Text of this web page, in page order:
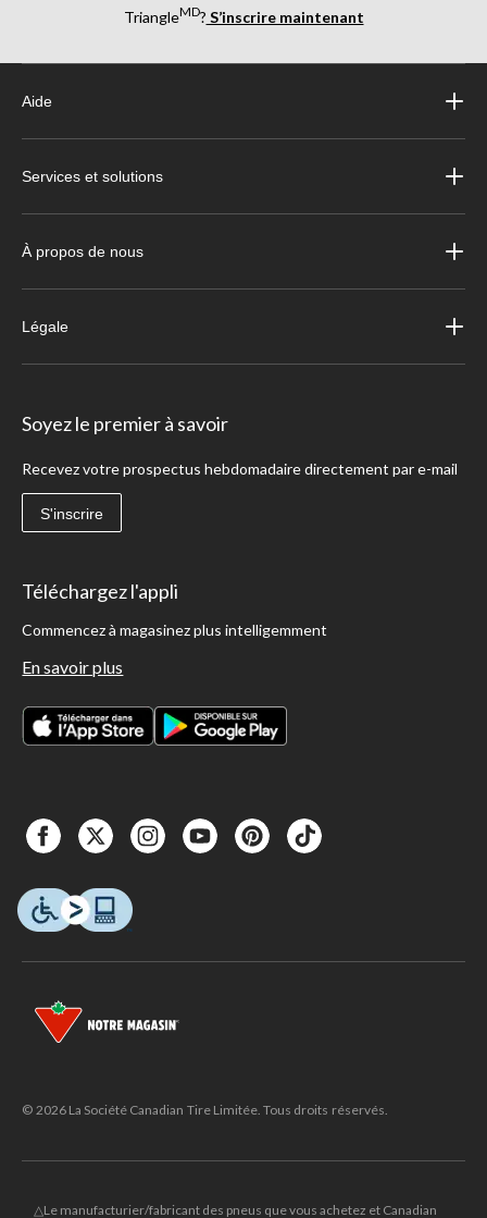
TriangleMD? S’inscrire maintenant
Aide
Services et solutions
À propos de nous
Légale
Soyez le premier à savoir
Recevez votre prospectus hebdomadaire directement par e-mail
S'inscrire
Téléchargez l'appli
Commencez à magasinez plus intelligemment
En savoir plus
© 2026 La Société Canadian Tire Limitée. Tous droits réservés.
△Le manufacturier/fabricant des pneus que vous achetez et Canadian